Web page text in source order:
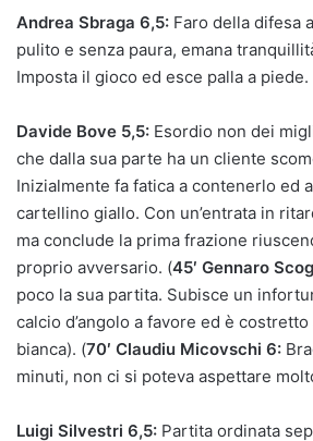
Andrea Sbraga 6,5: Faro della difesa
pulito e senza paura, emana
Imposta il gioco ed esce palla a piede.
Davide Bove 5,5: Esordio non dei
che dalla sua parte ha un cliente
Inizialmente fa fatica a contenerlo ed
cartellino giallo. Con un’entrata in
ma conclude la prima frazione
proprio avversario. (45′ Gennaro
poco la sua partita. Subisce un
calcio d’angolo a favore ed è
bianca). (70′ Claudiu Micovschi 6:
minuti, non ci si poteva aspettare
Luigi Silvestri 6,5: Partita ordinata